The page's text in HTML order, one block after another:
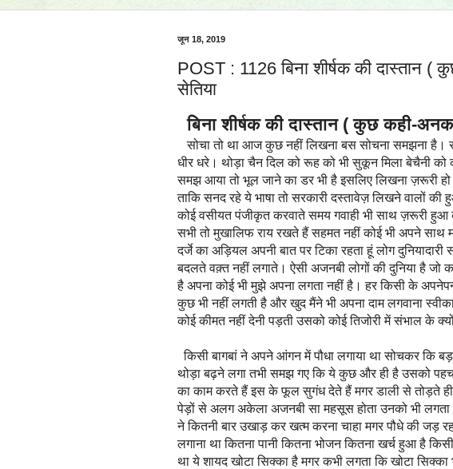
जून 18, 2019
POST : 1126 बिना शीर्षक की दास्तान (
सेतिया
बिना शीर्षक की दास्तान ( कुछ कही-
सोचा तो था आज कुछ नहीं लिखना बस सोचना समझना है।
धीर धरे। थोड़ा चैन दिल को रूह को भी सुकून मिला बेचैनी
समझ आया तो भूल जाने का डर भी है इसलिए लिखना ज़रूरी
ताकि सनद रहे ये भाषा तो सरकारी दस्तावेज़ लिखने वालों की
कोई वसीयत पंजीकृत करवाते समय गवाही भी साथ ज़रूरी हुआ
सभी तो मुखालिफ राय रखते हैं सहमत नहीं कोई भी अपने साथ
दर्जे का अड़ियल अपनी बात पर टिका रहता हूं लोग
बदलते वक़्त नहीं लगाते। ऐसी अजनबी लोगों की दुनिया है जो
है अपना कोई भी मुझे अपना लगता नहीं है। हर किसी के
कुछ भी नहीं लगती है और खुद मैंने भी अपना दाम लगवाना
कोई कीमत नहीं देनी पड़ती उसको कोई तिजोरी में संभाल के
किसी बागबां ने अपने आंगन में पौधा लगाया था सोचकर कि
थोड़ा बढ़ने लगा तभी समझ गए कि ये कुछ और ही है उसको
का काम करते हैं इस के फूल सुगंध देते हैं मगर डाली से तोड़ते
पेड़ों से अलग अकेला अजनबी सा महसूस होता उनको भी लगता
ने कितनी बार उखाड़ कर खत्म करना चाहा मगर पौधे की जड़
लगाना था कितना पानी कितना भोजन कितना खर्च हुआ है
था ये शायद खोटा सिक्का है मगर कभी लगता कि खोटा